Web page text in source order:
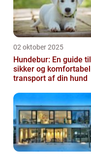
02 oktober 2025
Hundebur: En guide til
sikker og komfortabel
transport af din hund